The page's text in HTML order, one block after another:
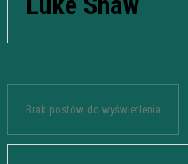
Brak postów do wyświetlenia